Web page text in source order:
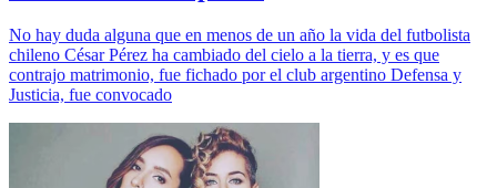
No hay duda alguna que en menos de un año la vida del futbolista
chileno César Pérez ha cambiado del cielo a la tierra, y es que
contrajo matrimonio, fue fichado por el club argentino Defensa y
Justicia, fue convocado